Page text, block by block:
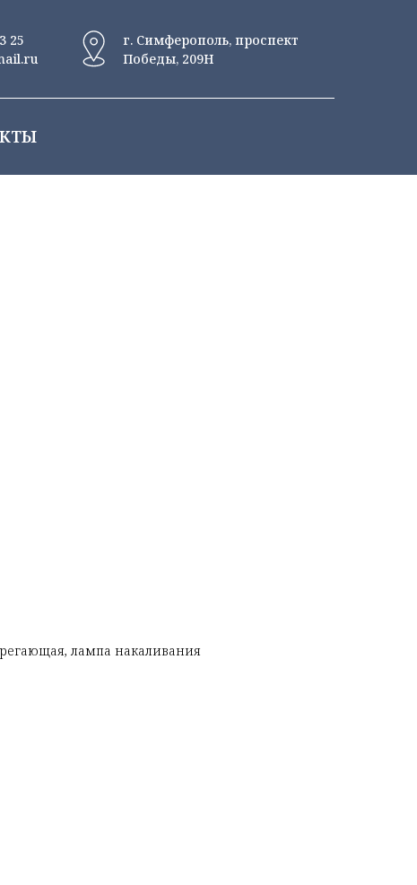
25
г. Симферополь, проспект
Победы, 209Н
лампа накаливания